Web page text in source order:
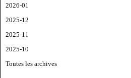
2026-01
2025-12
2025-11
2025-10
Toutes les archives